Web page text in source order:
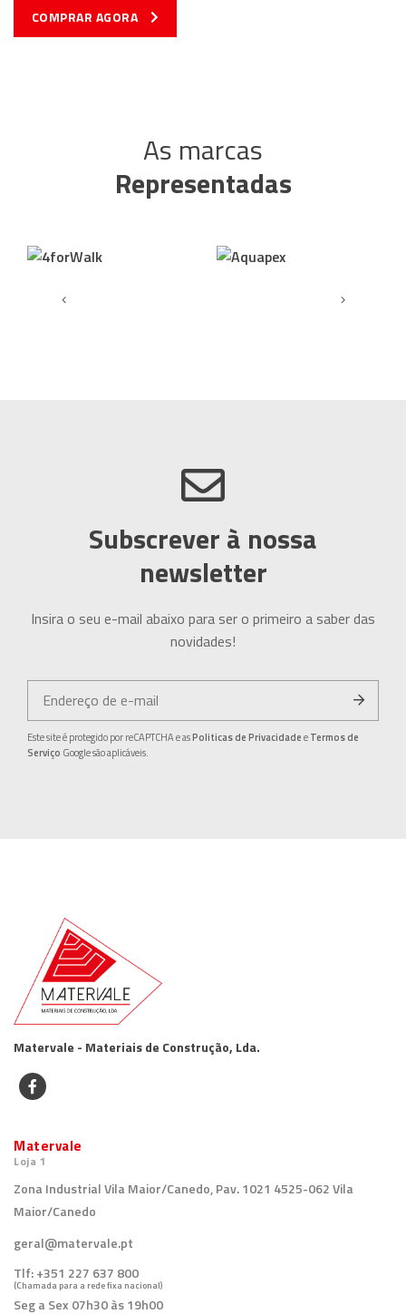
COMPRAR AGORA
As marcas
Representadas
Subscrever à nossa
newsletter
Insira o seu e-mail abaixo para ser o primeiro a saber das
novidades!
Este site é protegido por reCAPTCHA e asPoliticas de PrivacidadeeTermos de
Serviço Google são aplicáveis.
Matervale - Materiais de Construção, Lda.
Zona Industrial Vila Maior/Canedo, Pav. 1021 4525-062 Vila
Maior/Canedo
geral@matervale.pt
Tlf:+351 227 637 800
Seg a Sex 07h30 às 19h00
Sábado 08:30-14:30